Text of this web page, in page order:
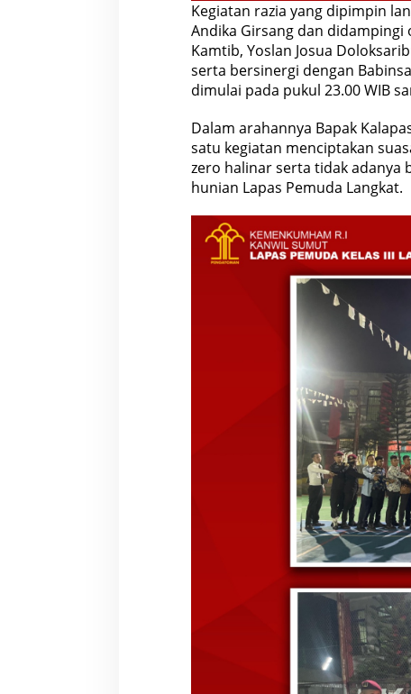
Kegiatan razia yang dipimpin
Andika Girsang dan didampingi
Kamtib, Yoslan Josua
serta bersinergi dengan
dimulai pada pukul 23.00 WIB
Dalam arahannya Bapak
satu kegiatan menciptakan
zero halinar serta tidak adanya
hunian Lapas Pemuda Langkat.